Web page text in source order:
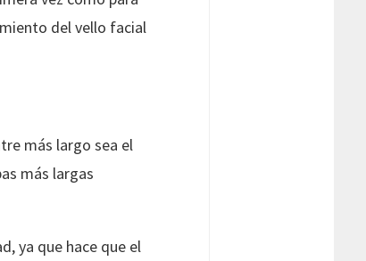
del vello facial
más largo sea el
más largas
ya que hace que el